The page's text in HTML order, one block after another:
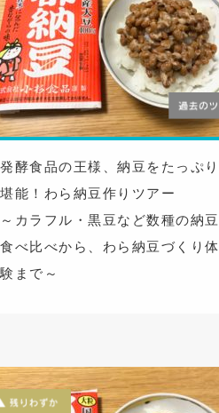
発酵食品の王様、納豆をたっぷり
堪能！わら納豆作りツアー
～カラフル・黒豆など数種の納豆
食べ比べから、わら納豆づくり体
験まで～